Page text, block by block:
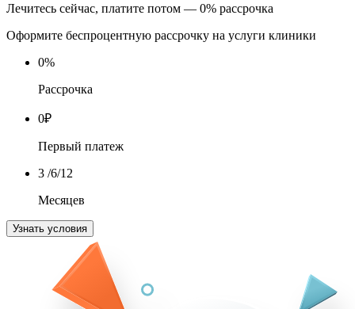
Лечитесь сейчас, платите потом — 0% рассрочка
Оформите беспроцентную рассрочку на услуги клиники
0%
Рассрочка
0₽
Первый платеж
3 /6/12
Месяцев
Узнать условия